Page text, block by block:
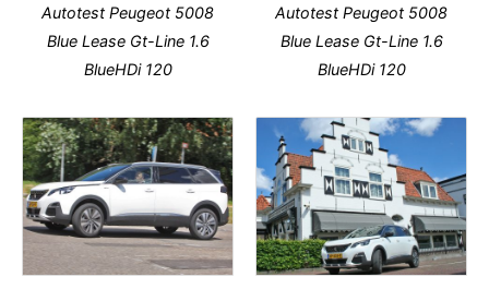
Autotest Peugeot 5008
Blue Lease Gt-Line 1.6
BlueHDi 120
Autotest Peugeot 5008
Blue Lease Gt-Line 1.6
BlueHDi 120